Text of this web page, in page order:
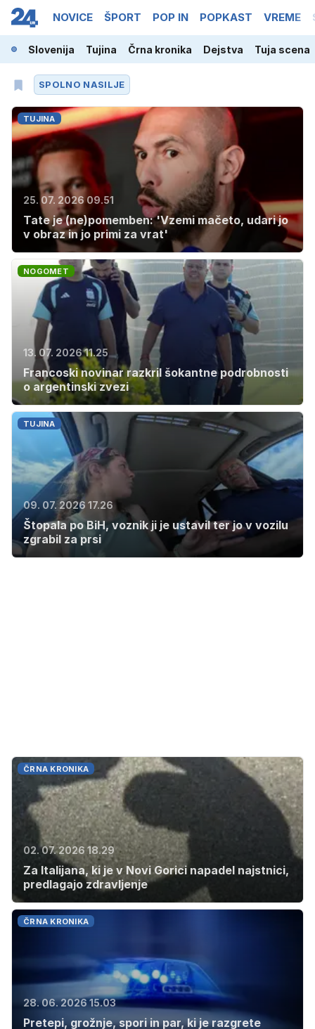
NOVICE ŠPORT POP IN POPKAST VREME
Slovenija Tujina Črna kronika Dejstva Tuja scena
SPOLNO NASILJE
TUJINA
25. 07. 2026 09.51
Tate je (ne)pomemben: 'Vzemi mačeto, udari jo
v obraz in jo primi za vrat'
NOGOMET
13. 07. 2026 11.25
Francoski novinar razkril šokantne podrobnosti
o argentinski zvezi
TUJINA
09. 07. 2026 17.26
Štopala po BiH, voznik ji je ustavil ter jo v vozilu
zgrabil za prsi
ČRNA KRONIKA
02. 07. 2026 18.29
Za Italijana, ki je v Novi Gorici napadel najstnici,
predlagajo zdravljenje
ČRNA KRONIKA
28. 06. 2026 15.03
Pretepi, grožnje, spori in par, ki je razgrete